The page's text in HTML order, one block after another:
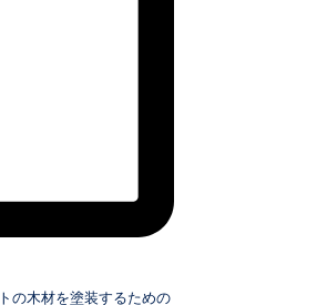
の木材を塗装するための